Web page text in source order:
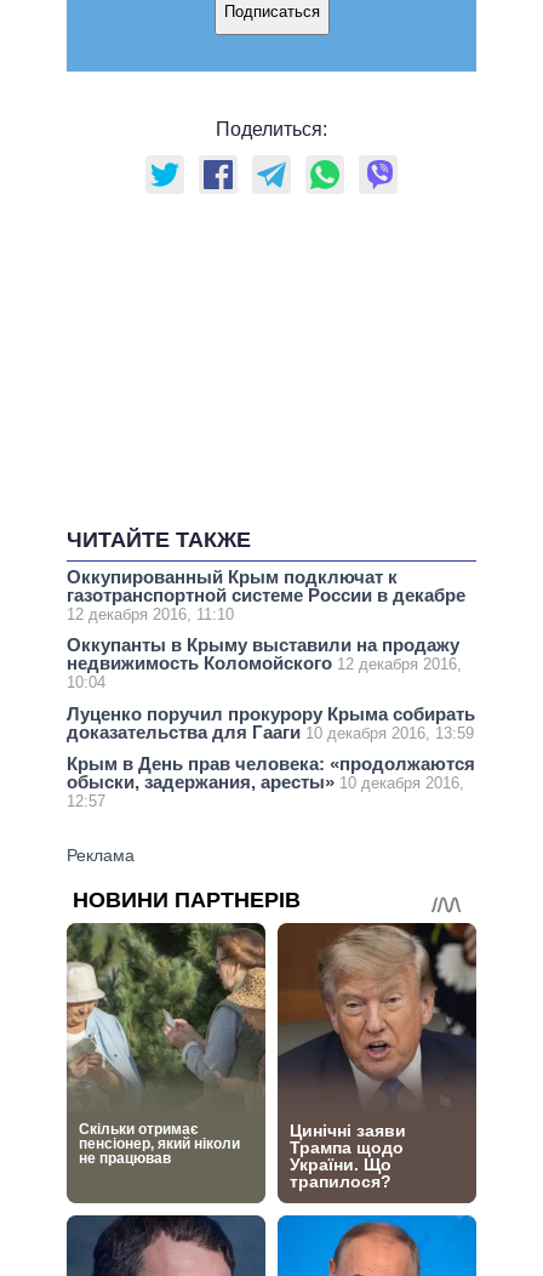
Подписаться
Поделиться:
ЧИТАЙТЕ ТАКЖЕ
Оккупированный Крым подключат к
газотранспортной системе России в декабре
12 декабря 2016, 11:10
Оккупанты в Крыму выставили на продажу
недвижимость Коломойского 12 декабря 2016,
10:04
Луценко поручил прокурору Крыма собирать
доказательства для Гааги 10 декабря 2016, 13:59
Крым в День прав человека: «продолжаются
обыски, задержания, аресты» 10 декабря 2016,
12:57